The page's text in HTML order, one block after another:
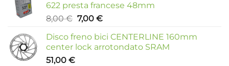
622 presta francese 48mm
8,00€ Il
originale
era:
7,00 €Il
attuale
è:
Disco freno bici CENTERLINE 160mm
center lock arrotondato SRAM
51,00 €